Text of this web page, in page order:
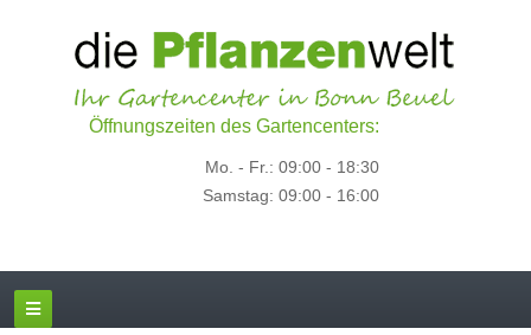
Öffnungszeiten des Gartencenters:
Mo. - Fr.: 09:00 - 18:30
Samstag: 09:00 - 16:00